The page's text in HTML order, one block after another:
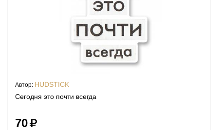
Автор: HUDSTICK
Сегодня это почти всегда
70